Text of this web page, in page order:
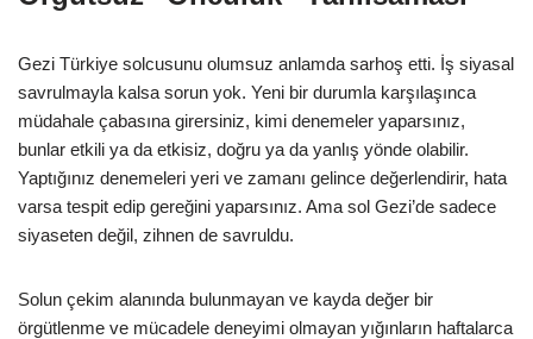
Gezi Türkiye solcusunu olumsuz anlamda sarhoş etti. İş siyasal
savrulmayla kalsa sorun yok. Yeni bir durumla karşılaşınca
müdahale çabasına girersiniz, kimi denemeler yaparsınız,
bunlar etkili ya da etkisiz, doğru ya da yanlış yönde olabilir.
Yaptığınız denemeleri yeri ve zamanı gelince değerlendirir, hata
varsa tespit edip gereğini yaparsınız. Ama sol Gezi’de sadece
siyaseten değil, zihnen de savruldu.
Solun çekim alanında bulunmayan ve kayda değer bir
örgütlenme ve mücadele deneyimi olmayan yığınların haftalarca